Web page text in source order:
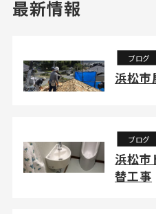
最新情報
ブログ
浜松市
ブログ
浜松市
替工事